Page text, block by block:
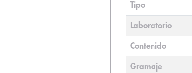
Tipo
Laboratorio
Contenido
Gramaje